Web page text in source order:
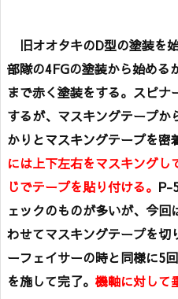
旧オオタキのD型の塗装を
部隊の4FGの塗装から始める
まで赤く塗装をする。スピ
するが、マスキングテープか
かりとマスキングテープを密
には上下左右をマスキング
じでテープを貼り付ける。 P-
ェックのものが多いが、今
わせてマスキングテープを切
ーフェイサーの時と同様に5
を施して完了。 機軸に対して